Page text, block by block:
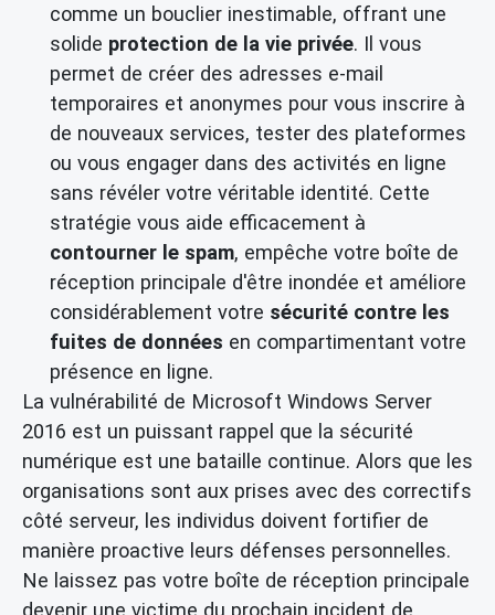
comme un bouclier inestimable, offrant une
solide protection de la vie privée. Il vous
permet de créer des adresses e-mail
temporaires et anonymes pour vous inscrire à
de nouveaux services, tester des plateformes
ou vous engager dans des activités en ligne
sans révéler votre véritable identité. Cette
stratégie vous aide efficacement à
contourner le spam, empêche votre boîte de
réception principale d'être inondée et améliore
considérablement votre sécurité contre les
fuites de données en compartimentant votre
présence en ligne.
La vulnérabilité de Microsoft Windows Server
2016 est un puissant rappel que la sécurité
numérique est une bataille continue. Alors que les
organisations sont aux prises avec des correctifs
côté serveur, les individus doivent fortifier de
manière proactive leurs défenses personnelles.
Ne laissez pas votre boîte de réception principale
devenir une victime du prochain incident de